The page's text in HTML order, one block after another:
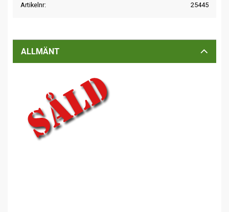
Artikelnr
25445
ALLMÄNT